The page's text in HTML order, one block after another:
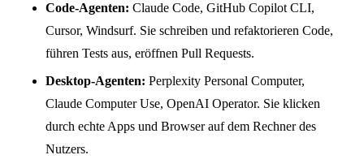
Code-Agenten: Claude Code, GitHub Copilot CLI,
Cursor, Windsurf. Sie schreiben und refaktorieren Code,
führen Tests aus, eröffnen Pull Requests.
Desktop-Agenten: Perplexity Personal Computer,
Claude Computer Use, OpenAI Operator. Sie klicken
durch echte Apps und Browser auf dem Rechner des
Nutzers.